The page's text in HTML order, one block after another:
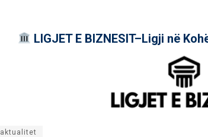
LIGJET E BIZNESIT–Ligji në
aktualitet